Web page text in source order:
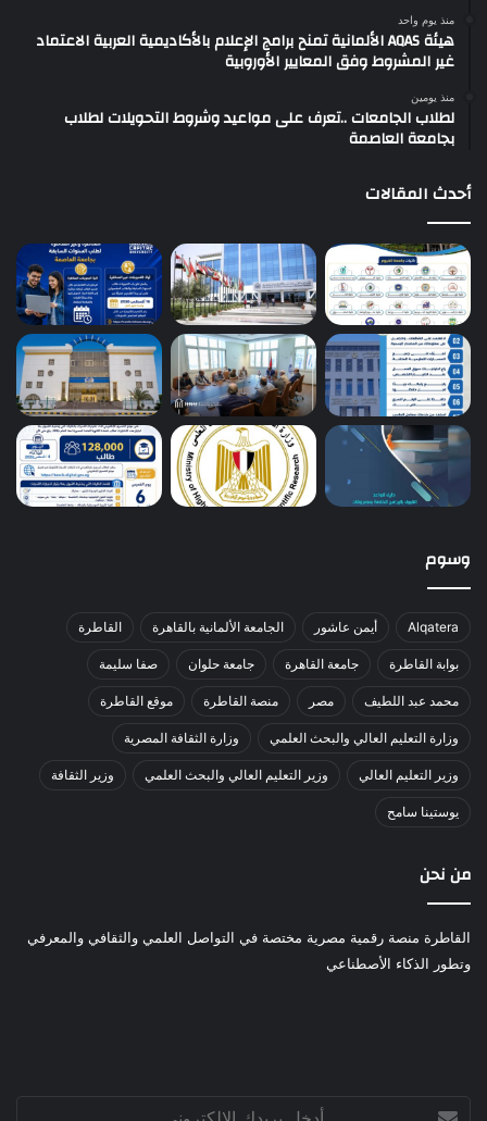
منذ يوم واحد
هيئة AQAS الألمانية تمنح برامج الإعلام بالأكاديمية العربية الاعتماد
غير المشروط وفق المعايير الأوروبية
منذ يومين
لطلاب الجامعات ..تعرف على مواعيد وشروط التحويلات لطلاب
بجامعة العاصمة
أحدث المقالات
وسوم
Alqatera أيمن عاشور الجامعة الألمانية بالقاهرة القاطرة
بوابة القاطرة جامعة القاهرة جامعة حلوان صفا سليمة
محمد عبد اللطيف مصر منصة القاطرة موقع القاطرة
وزارة التعليم العالي والبحث العلمي وزارة الثقافة المصرية
وزير التعليم العالي وزير التعليم العالي والبحث العلمي وزير الثقافة
يوستينا سامح
من نحن
القاطرة منصة رقمية مصرية مختصة في التواصل العلمي والثقافي والمعرفي
وتطور الذكاء الأصطناعي